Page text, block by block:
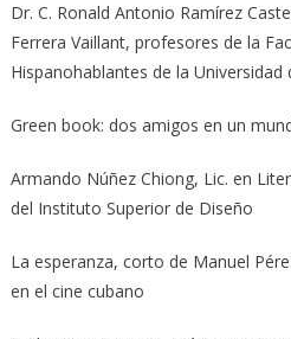
Dr. C. Ronald Antonio Ramírez
Ferrera Vaillant, profesores de la
Hispanohablantes de la Universidad
Green book: dos amigos en un
Armando Núñez Chiong, Lic. en
del Instituto Superior de Diseño
La esperanza, corto de Manuel
en el cine cubano